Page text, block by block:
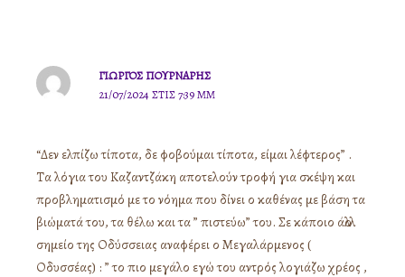
ΓΙΏΡΓΟΣ ΠΟΥΡΝΆΡΗΣ
21/07/2024 ΣΤΙΣ 7:39 ΜΜ
“Δεν ελπίζω τίποτα, δε φοβούμαι τίποτα, είμαι λέφτερος” .
Τα λόγια του Καζαντζάκη αποτελούν τροφή για σκέψη και
προβληματισμό με το νόημα που δίνει ο καθένας με βάση τα
βιώματά του, τα θέλω και τα ” πιστεύω” του. Σε κάποιο άλλο
σημείο της Οδύσσειας αναφέρει ο Μεγαλάρμενος (
Οδυσσέας) : ” το πιο μεγάλο εγώ του αντρός λογιάζω χρέος ,